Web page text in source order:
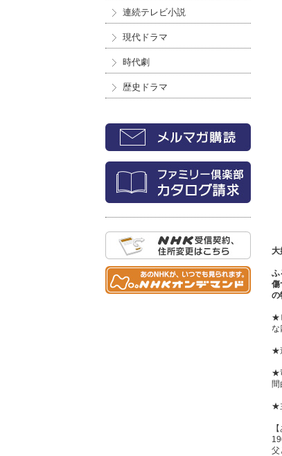
連続テレビ小説
現代ドラマ
時代劇
歴史ドラマ
大
ふ
傷
の
★
な
★
★
間
★
父